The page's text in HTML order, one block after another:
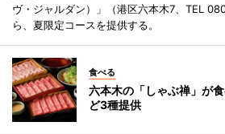
ヴ・ジャルダン）」（港区六本木7、TEL
ら、夏限定コースを提供する。
食べる
六本木の「しゃぶ禅」が
ど3種提供